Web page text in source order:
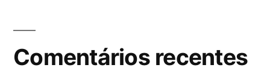
Comentários recentes